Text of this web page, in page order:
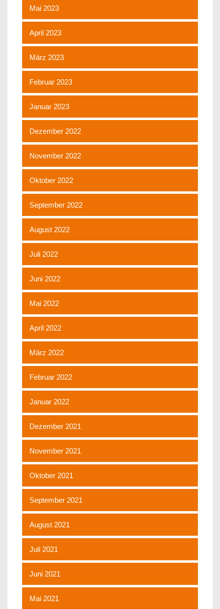
Mai 2023
April 2023
März 2023
Februar 2023
Januar 2023
Dezember 2022
November 2022
Oktober 2022
September 2022
August 2022
Juli 2022
Juni 2022
Mai 2022
April 2022
März 2022
Februar 2022
Januar 2022
Dezember 2021
November 2021
Oktober 2021
September 2021
August 2021
Juli 2021
Juni 2021
Mai 2021